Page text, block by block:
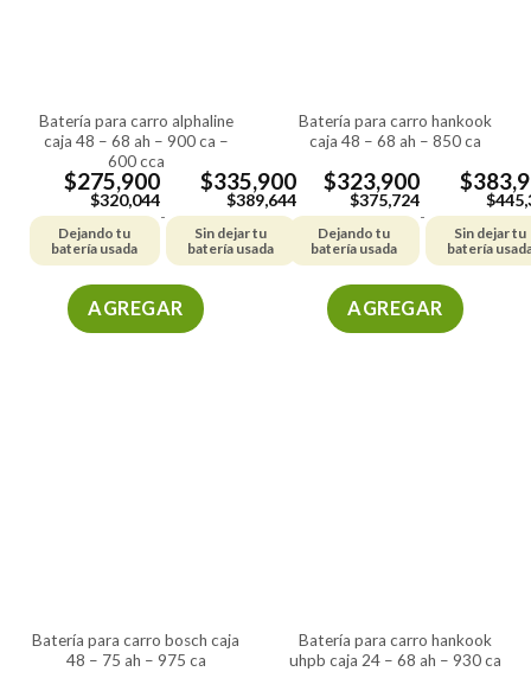
batería para carro alphaline
caja 48 – 68 ah – 900 ca –
600 cca
$275,900
$320,044
Dejando tu
batería usada
-
$335,900
$389,644
Sin dejar tu
batería usada
AGREGAR
página
de
batería para carro hankook
caja 48 – 68 ah – 850 ca
$323,900
$375,724
Dejando tu
batería usada
-
$
$
Sin dejar tu
batería
AGREGAR
página
de
batería para carro bosch caja
48 – 75 ah – 975 ca
batería para carro hankook
uhpb caja 24 – 68 ah – 930 ca